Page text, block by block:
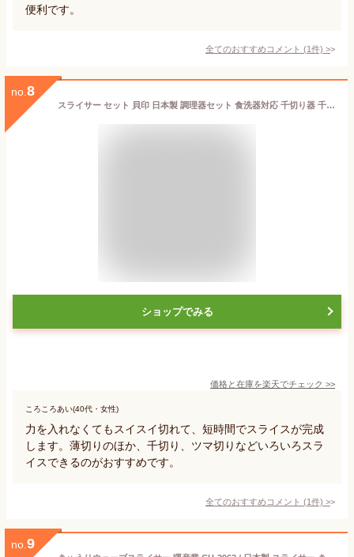
便利です。
全てのおすすめコメント (1件) >
no. 8
スライサー セット 貝印 日本製 調理器セット 食洗器対応 千切り器 千切り 薄切り器 薄切り ツマ切り スライス おろし器 おろし 指ガード コンパクト 省スペース 一人暮らし おしゃれ ステンレス SELECT 調理器具 両刃スライサー 新生活 サラダ
ショップでみる
価格と在庫を楽天でチェック >>
ころころあい(40代・女性)
力を入れなくてもスイスイ切れて、短時間でスライスが完成
します。薄切りのほか、千切り、ツマ切りなどいろいろスラ
イスできるのがおすすめです。
全てのおすすめコメント (1件) >
no. 9